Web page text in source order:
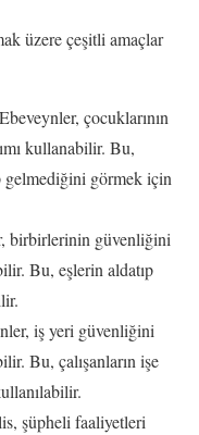
üzere çeşitli amaçlar
Ebeveynler, çocuklarının
kullanabilir. Bu,
gelmediğini görmek için
birbirlerinin güvenliğini
Bu, eşlerin aldatıp
iş yeri güvenliğini
Bu, çalışanların işe
şüpheli faaliyetleri